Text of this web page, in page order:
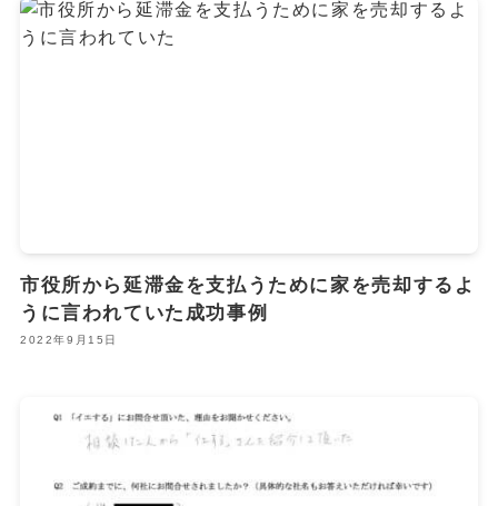
市役所から延滞金を支払うために家を売却するよ
うに言われていた成功事例
2022年9月15日